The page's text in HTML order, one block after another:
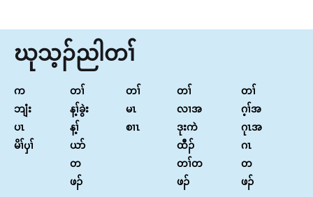
ဃုသ့ၣ်ညါတၢ်
က
ဘျံး
ပၤ
မိၢ်ၦၢ်
တၢ်
န့ၢ်ခွဲး
န့ၢ်
ယာ်
တ
ဖၣ်
တၢ်
မၤ
စၢၤ
တၢ်
လၢအ
ဒုးကဲ
ထီၣ်
တၢ်တ
ဖၣ်
တၢ်
ဂ့ၢ်အ
ဂုၤအ
ဂၤ
တ
ဖၣ်